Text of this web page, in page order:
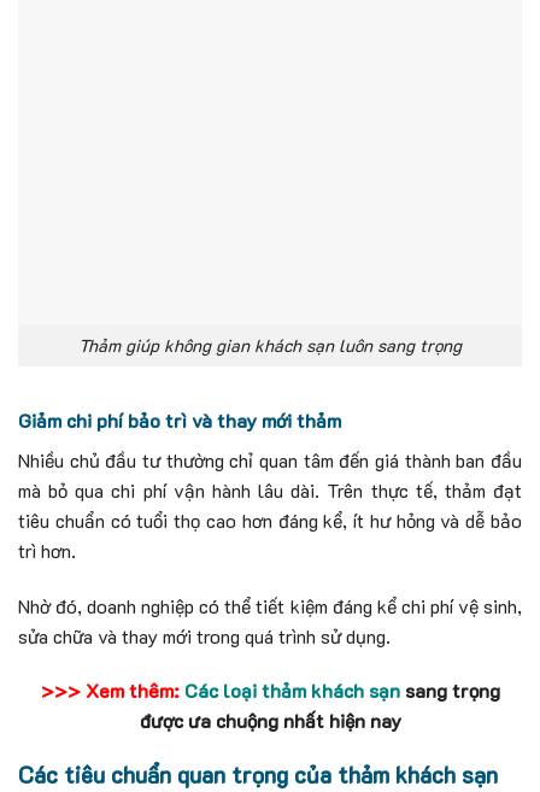
Thảm giúp không gian khách sạn luôn sang trọng
Giảm chi phí bảo trì và thay mới thảm
Nhiều chủ đầu tư thường chỉ quan tâm đến giá thành ban đầu
mà bỏ qua chi phí vận hành lâu dài. Trên thực tế, thảm đạt
tiêu chuẩn có tuổi thọ cao hơn đáng kể, ít hư hỏng và dễ bảo
trì hơn.
Nhờ đó, doanh nghiệp có thể tiết kiệm đáng kể chi phí vệ sinh,
sửa chữa và thay mới trong quá trình sử dụng.
>>> Xem thêm: Các loại thảm khách sạnsang trọng
được ưa chuộng nhất hiện nay
Các tiêu chuẩn quan trọng của thảm khách sạn